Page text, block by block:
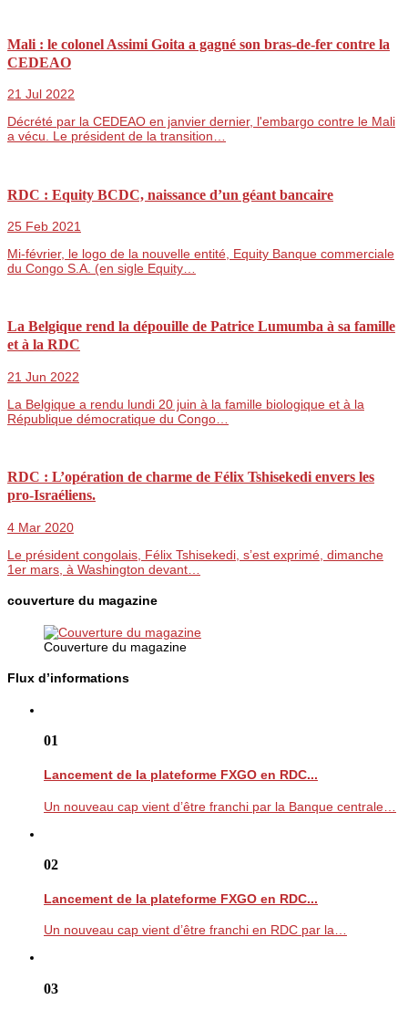
Mali : le colonel Assimi Goita a gagné son bras-de-fer contre la
CEDEAO
21 Jul 2022
Décrété par la CEDEAO en janvier dernier, l'embargo contre le Mali
a vécu. Le président de la transition…
RDC : Equity BCDC, naissance d’un géant bancaire
25 Feb 2021
Mi-février, le logo de la nouvelle entité, Equity Banque commerciale
du Congo S.A. (en sigle Equity…
La Belgique rend la dépouille de Patrice Lumumba à sa famille
et à la RDC
21 Jun 2022
La Belgique a rendu lundi 20 juin à la famille biologique et à la
République démocratique du Congo…
RDC : L’opération de charme de Félix Tshisekedi envers les
pro-Israéliens.
4 Mar 2020
Le président congolais, Félix Tshisekedi, s’est exprimé, dimanche
1er mars, à Washington devant…
couverture du magazine
Couverture du magazine
Flux d’informations
01
Lancement de la plateforme FXGO en RDC...
Un nouveau cap vient d’être franchi par la Banque centrale…
02
Lancement de la plateforme FXGO en RDC...
Un nouveau cap vient d’être franchi en RDC par la…
03